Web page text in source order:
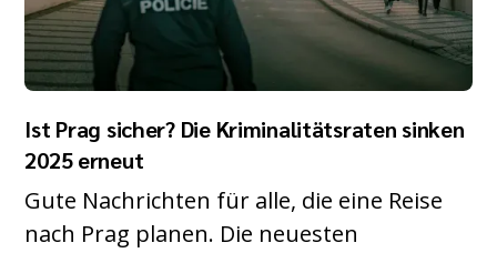
Ist Prag sicher? Die Kriminalitätsraten sinken
2025 erneut
Gute Nachrichten für alle, die eine Reise
nach Prag planen. Die neuesten